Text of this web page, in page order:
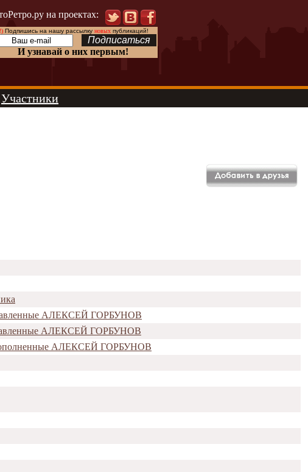
на проектах:
Подпишись на нашу рассылку новыхпубликаций!
И узнавай о них первым!
Участники
АЛЕКСЕЙ ГОРБУНОВ
АЛЕКСЕЙ ГОРБУНОВ
АЛЕКСЕЙ ГОРБУНОВ